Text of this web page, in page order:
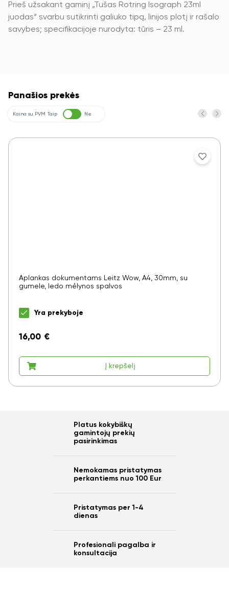
Prieš užsakant gaminį „Tušas Rotring Isograph 23ml
juodas“ svarbu sutikrinti galiuko tipą, linijos plotį ir rašalo
savybes; specifikacijoje nurodyta: tūris – 23 ml.
Panašios prekės
Kaina su PVM Taip Ne
Aplankas dokumentams Leitz Wow, A4, 30mm, su
gumele, ledo mėlynos spalvos
Yra prekyboje
16,00 €
Į krepšelį
Platus kokybiškų
gamintojų prekių
pasirinkimas
Nemokamas pristatymas
perkantiems nuo 100 Eur
Pristatymas per 1-4
dienas
Profesionali pagalba ir
konsultacija